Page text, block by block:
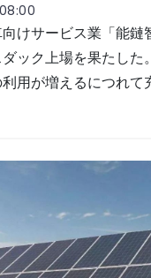
けサービス業「能鏈
ック上場を果たした
用が増えるにつれて